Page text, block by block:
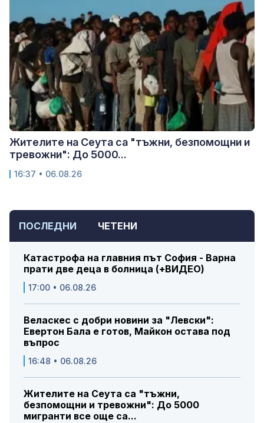
ПОСЛЕДНИ ЧЕТЕНИ
Катастрофа на главния път София - Варна
прати две деца в болница (+ВИДЕО)
17:00 • 06.08.26
Веласкес с добри новини за "Левски":
Евертон Бала е готов, Майкон остава под
въпрос
16:48 • 06.08.26
Жителите на Сеута са "тъжни,
безпомощни и тревожни": До 5000
мигранти все още са...
Жителите на Сеута са "тъжни, безпомощни и
тревожни": До 5000...
16:37 • 06.08.26